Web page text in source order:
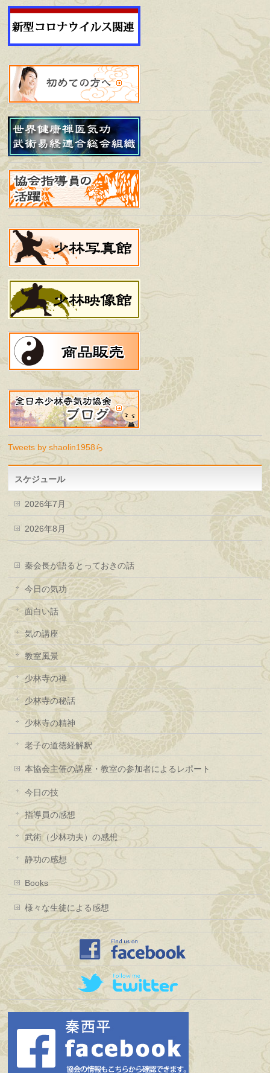
Tweets by shaolin1958ら
スケジュール
2026年7月
2026年8月
秦会長が語るとっておきの話
今日の気功
面白い話
気の講座
教室風景
少林寺の禅
少林寺の秘話
少林寺の精神
老子の道徳経解釈
本協会主催の講座・教室の参加者によるレポート
今日の技
指導員の感想
武術（少林功夫）の感想
静功の感想
Books
様々な生徒による感想